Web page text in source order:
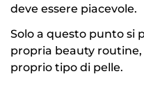
deve essere piacevole.
Solo a questo punto si
propria beauty
proprio tipo di pelle.